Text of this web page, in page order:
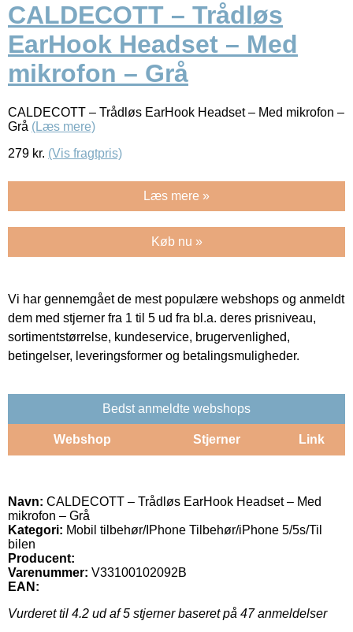
CALDECOTT – Trådløs
EarHook Headset – Med
mikrofon – Grå
CALDECOTT – Trådløs EarHook Headset – Med mikrofon –
Grå (Læs mere)
279 kr. (Vis fragtpris)
Læs mere »
Køb nu »
Vi har gennemgået de mest populære webshops og anmeldt
dem med stjerner fra 1 til 5 ud fra bl.a. deres prisniveau,
sortimentstørrelse, kundeservice, brugervenlighed,
betingelser, leveringsformer og betalingsmuligheder.
Bedst anmeldte webshops
Webshop Stjerner Link
Navn: CALDECOTT – Trådløs EarHook Headset – Med
mikrofon – Grå
Kategori: Mobil tilbehør/IPhone Tilbehør/iPhone 5/5s/Til
bilen
Producent:
Varenummer: V33100102092B
EAN:
Vurderet til 4.2 ud af 5 stjerner baseret på 47anmeldelser